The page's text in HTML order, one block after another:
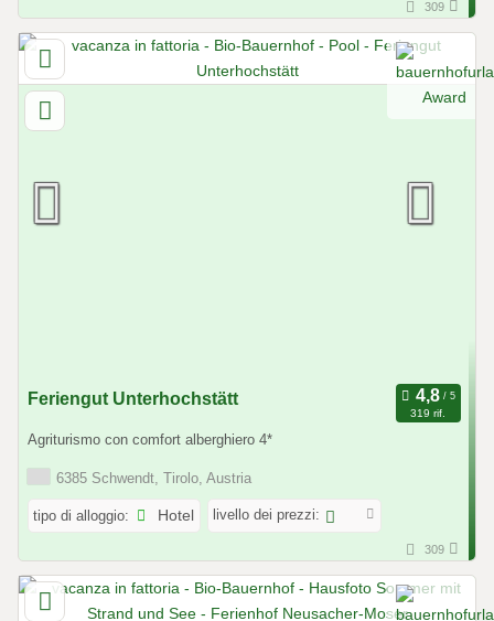
309
Feriengut Unterhochstätt
319 rif.
Agriturismo con comfort alberghiero 4*
6385 Schwendt, Tirolo, Austria
tipo di alloggio: Hotel livello dei prezzi:
309